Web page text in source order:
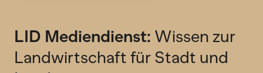
LID Mediendienst: Wissen zur
Landwirtschaft für Stadt und